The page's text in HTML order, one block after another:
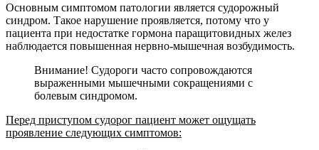
Основным симптомом патологии является судорожный
синдром. Такое нарушение проявляется, потому что у
пациента при недостатке гормона паращитовидных желез
наблюдается повышенная нервно-мышечная возбудимость.
Внимание! Судороги часто сопровождаются
выраженными мышечными сокращениями с
болевым синдромом.
Перед приступом судорог пациент может ощущать
проявление следующих симптомов: